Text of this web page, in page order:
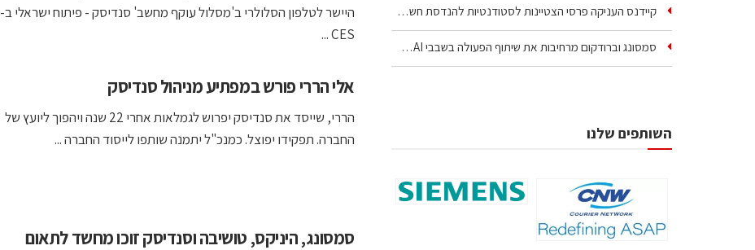
היישר לטלפון הסלולרי ב'מסלול עוקף מחשב' סנדיסק - פיתוח ישראלי ב-
CES ...
אלי הררי פורש במפתיע מניהול סנדיסק
הררי, שייסד את סנדיסק יפרוש לגמלאות אחרי 22 שנה ויהפוך ליועץ של
החברה. תפקידו יפוצל. כמנכ"ל יתמנה שותפו לייסוד החברה ...
סמסונג, היניקס, טושיבה וסנדיסק זוכו מחשד לתאום
קיידנס העניקה פרסי הצטיינות לסטודנטיות להנדסת חשמל ופיזיקה
סמסונג וברודקום מרחיבות את שיתוף הפעולה בשבבי AI…
השותפים שלנו